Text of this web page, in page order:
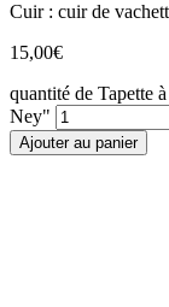
Cuir : cuir de
15,00€
quantité de Tapette
Ney"
Ajouter au panier